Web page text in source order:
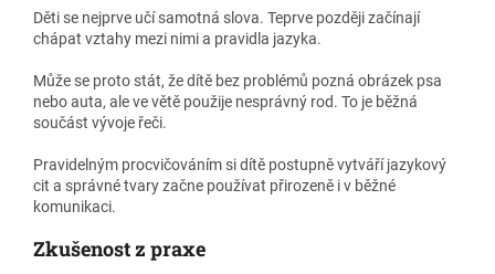
Děti se nejprve učí samotná slova. Teprve později začínají
chápat vztahy mezi nimi a pravidla jazyka.
Může se proto stát, že dítě bez problémů pozná obrázek psa
nebo auta, ale ve větě použije nesprávný rod. To je běžná
součást vývoje řeči.
Pravidelným procvičováním si dítě postupně vytváří jazykový
cit a správné tvary začne používat přirozeně i v běžné
komunikaci.
Zkušenost z praxe